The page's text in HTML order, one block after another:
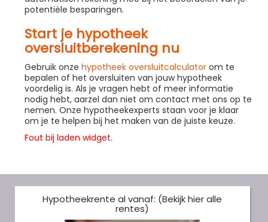
potentiële besparingen.
Start je hypotheek
oversluitberekening nu
Gebruik onze hypotheek oversluitcalculator om te
bepalen of het oversluiten van jouw hypotheek
voordelig is. Als je vragen hebt of meer informatie
nodig hebt, aarzel dan niet om contact met ons op te
nemen. Onze hypotheekexperts staan voor je klaar
om je te helpen bij het maken van de juiste keuze.
Fout bij laden widget.
Hypotheekrente al vanaf: (Bekijk hier alle
rentes)